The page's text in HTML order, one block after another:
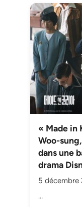
« Made in
Woo-
dans une
drama
5 décembre
…